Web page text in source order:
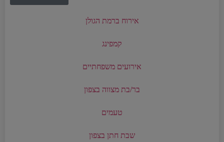
אירוח ברמת הגולן
קמפינג
אירועים משפחתיים
בר/בת מצווה בצפון
טעמים
שבת חתן בצפון